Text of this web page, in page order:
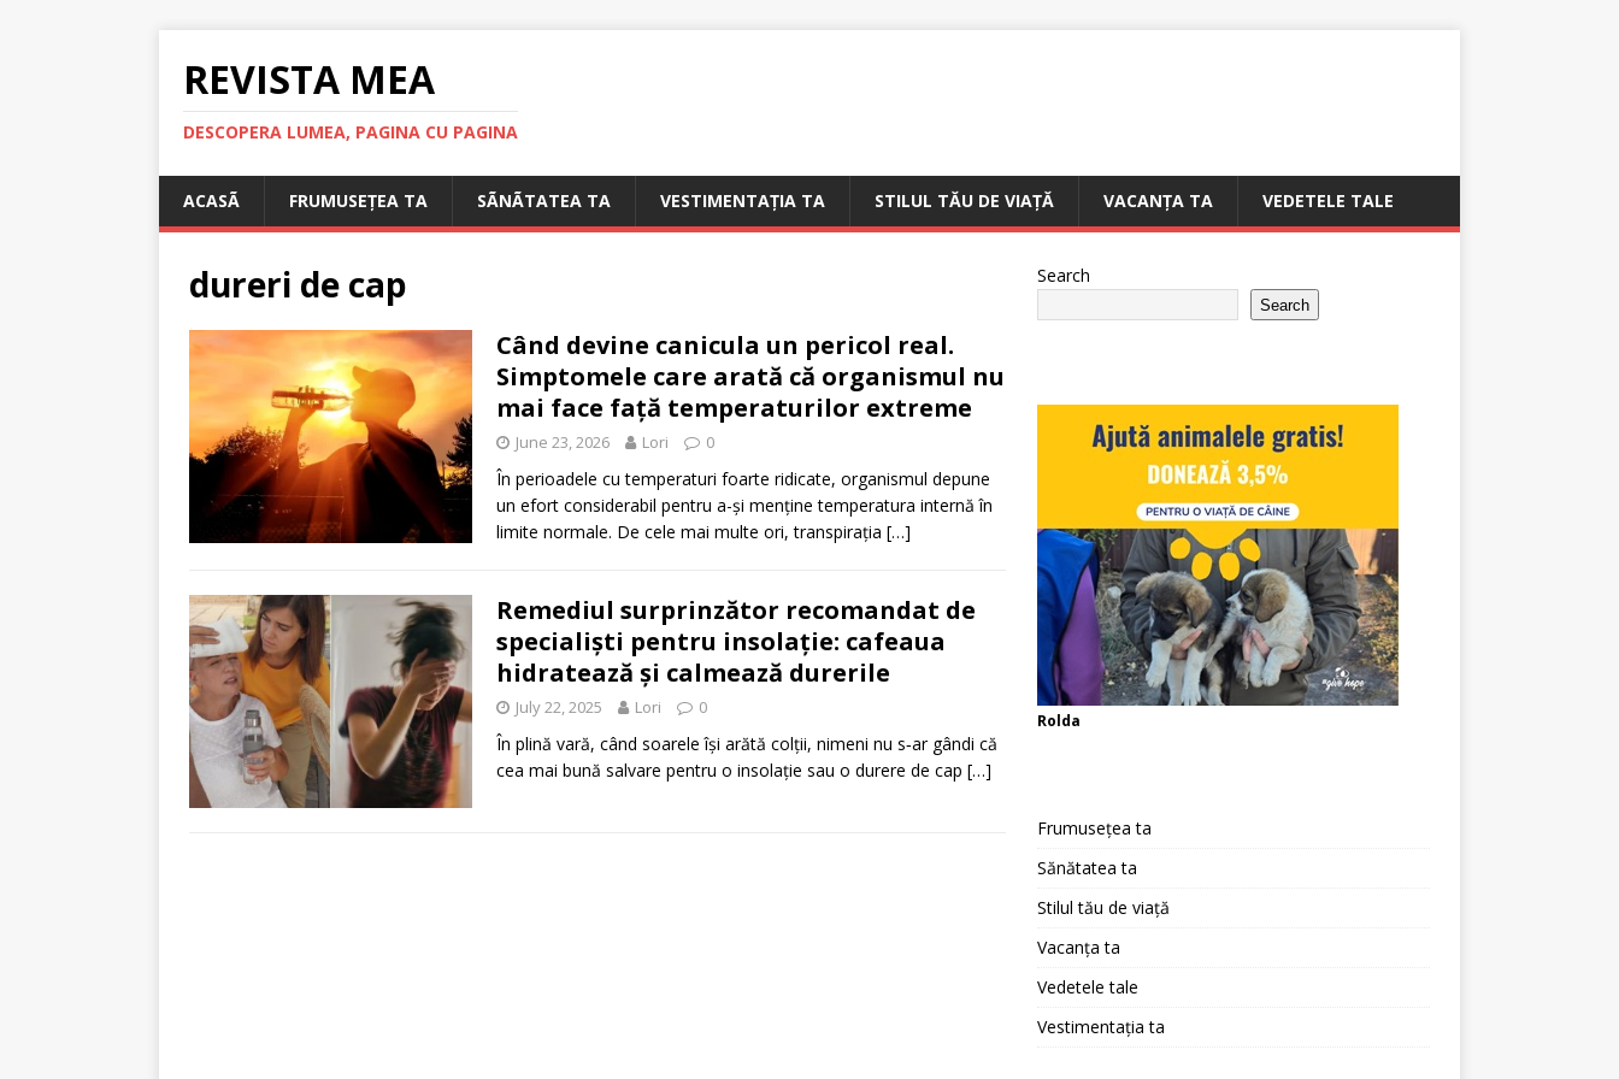
REVISTA MEA
DESCOPERA LUMEA, PAGINA CU PAGINA
ACASÃ FRUMUSEȚEA TA SÃNÃTATEA TA VESTIMENTAȚIA TA STILUL TĂU DE VIAȚĂ VACANȚA TA VEDETELE TALE
dureri de cap
Când devine canicula un pericol real.
Simptomele care arată că organismul nu
mai face față temperaturilor extreme
June 23, 2026 Lori 0
În perioadele cu temperaturi foarte ridicate, organismul depune
un efort considerabil pentru a-și menține temperatura internă în
limite normale. De cele mai multe ori, transpirația […]
Remediul surprinzător recomandat de
specialiști pentru insolație: cafeaua
hidratează și calmează durerile
July 22, 2025 Lori 0
În plină vară, când soarele își arătă colții, nimeni nu s‑ar gândi că
cea mai bună salvare pentru o insolație sau o durere de cap […]
Search
Search
Rolda
Frumusețea ta
Sănătatea ta
Stilul tău de viață
Vacanța ta
Vedetele tale
Vestimentația ta